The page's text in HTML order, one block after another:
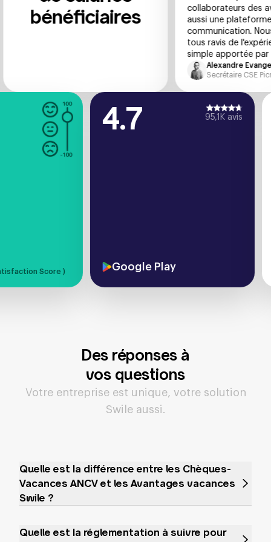
bénéficiaires
collaborateurs des
aussi une plateforme de
communication. Nous
tous ravis de l'expérience
simple apportée par SWILE.
Alexandre Evangelista
Secrétaire CSE Picnic
Satisfaction Score )
Score on Google Play:
Google Play
Des réponses à
vos questions
Votre entreprise est unique, votre solution
Swile aussi.
Quelle est la différence entre les Chèques-
Vacances ANCV et les Avantages vacances
Swile ?
vacances Swile présentent quelques différences
Quelle est la réglementation à suivre pour